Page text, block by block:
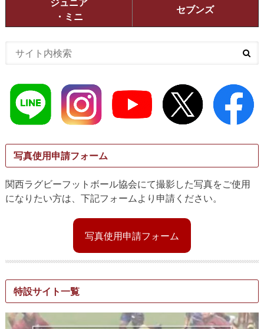
・ミニ
セブンズ
写真使用申請フォーム
関西ラグビーフットボール協会にて撮影した写真をご使用
になりたい方は、下記フォームより申請ください。
写真使用申請フォーム
特設サイト一覧